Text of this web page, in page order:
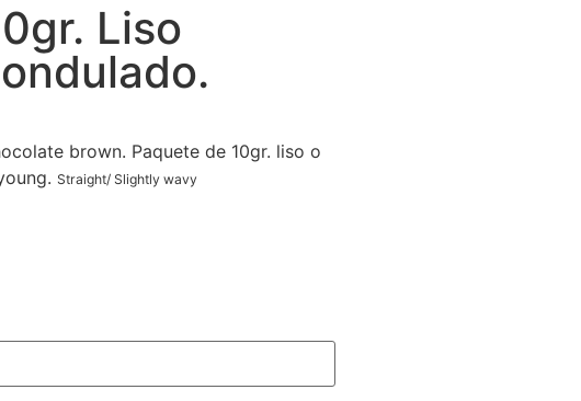
Liso
brown. Paquete de 10gr. liso o
Straight/ Slightly wavy